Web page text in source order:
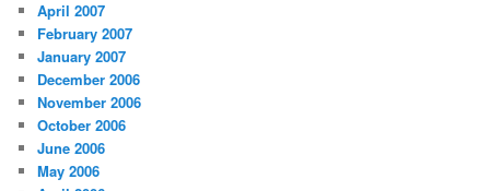
April 2007
February 2007
January 2007
December 2006
November 2006
October 2006
June 2006
May 2006